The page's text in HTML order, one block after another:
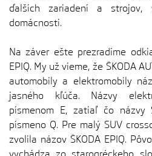
ďalších zariadení a strojov,
domácnosti.
Na záver ešte prezradíme
EPIQ. My už vieme, že ŠKODA
automobily a elektromobily
jasného kľúča. Názvy
písmenom E, zatiaľ čo názvy
písmeno Q. Pre malý SUV
zvolila názov ŠKODA EPIQ.